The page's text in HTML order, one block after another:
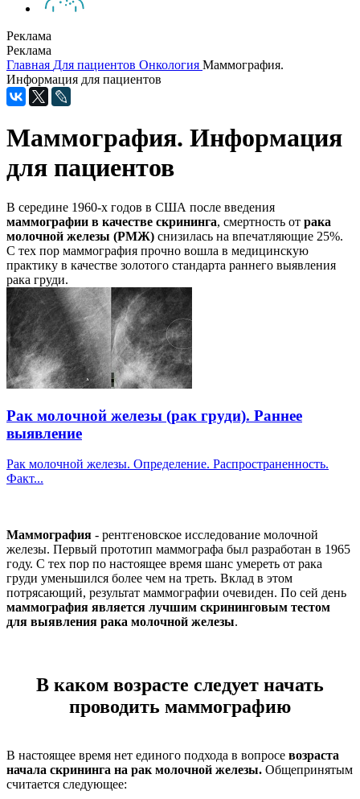
Реклама
Реклама
Главная Для пациентов Онкология Маммография.
Информация для пациентов
Маммография. Информация
для пациентов
В середине 1960-х годов в США после введения
маммографии в качестве скрининга, смертность от рака
молочной железы (РМЖ) снизилась на впечатляющие 25%.
С тех пор маммография прочно вошла в медицинскую
практику в качестве золотого стандарта раннего выявления
рака груди.
Рак молочной железы (рак груди). Раннее
выявление
Рак молочной железы. Определение. Распространенность.
Факт...
Маммография - рентгеновское исследование молочной
железы. Первый прототип маммографа был разработан в 1965
году. С тех пор по настоящее время шанс умереть от рака
груди уменьшился более чем на треть. Вклад в этом
потрясающий, результат маммографии очевиден. По сей день
маммография является лучшим скрининговым тестом
для выявления рака молочной железы.
В каком возрасте следует начать
проводить маммографию
В настоящее время нет единого подхода в вопросе возраста
начала скрининга на рак молочной железы. Общепринятым
считается следующее: